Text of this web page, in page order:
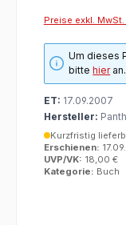
Preise exkl.
Um dieses
bittehieran.
ET: 17.09.2007
Hersteller:
Kurzfristig
Erschienen:
UVP/VK: 18,00 €
Kategorie: Buch